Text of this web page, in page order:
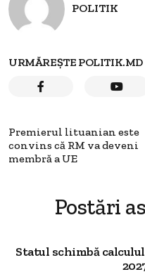
POLITIK
URMĂREȘTE POLITIK.MD
Premierul lituanian este
convins că RM va deveni
membră a UE
Postări
Statul schimbă